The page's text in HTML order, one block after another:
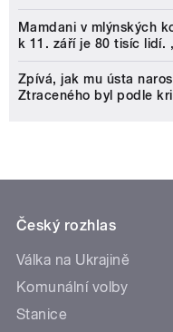
Mamdani v mlýnských
k 11. září je 80 tisíc lidí.
Zpívá, jak mu ústa
Ztraceného byl podle
Český rozhlas
Válka na Ukrajině
Komunální volby
Stanice